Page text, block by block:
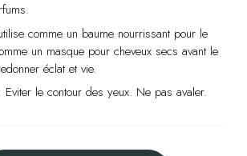
Pot
terrine
g
comme un baume nourrissant pour le
un masque pour cheveux secs avant le
éclat et vie.
Eviter le contour des yeux. Ne pas avaler.